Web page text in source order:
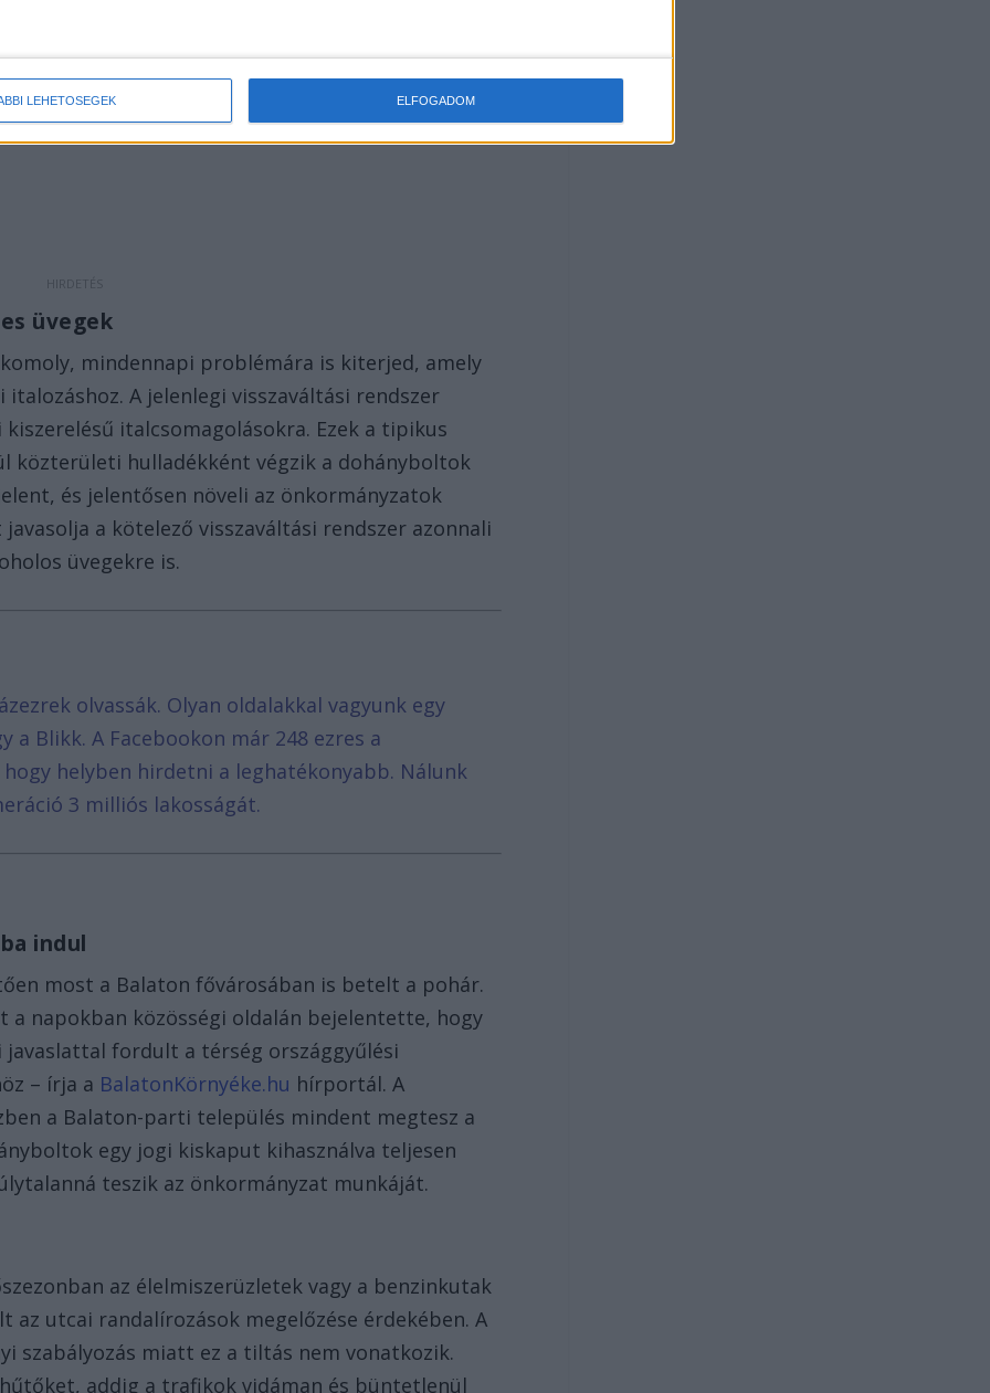
LEHETŐSÉGEK ELFOGADOM
igényeihez.
üvegek
mindennapi problémára is kiterjed, amely
A jelenlegi visszaváltási rendszer
italcsomagolásokra. Ezek a tipikus
közterületi hulladékként végzik a dohányboltok
és jelentősen növeli az önkormányzatok
a kötelező visszaváltási rendszer azonnali
üvegekre is.
olvassák. Olyan oldalakkal vagyunk egy
a Blikk. A Facebookon már 248 ezres a
helyben hirdetni a leghatékonyabb. Nálunk
3 milliós lakosságát.
indul
most a Balaton fővárosában is betelt a pohár.
a napokban közösségi oldalán bejelentette, hogy
javaslattal fordult a térség országgyűlési
– írja a BalatonKörnyéke.hu hírportál. A
a Balaton-parti település mindent megtesz a
egy jogi kiskaput kihasználva teljesen
teszik az önkormányzat munkáját.
az élelmiszerüzletek vagy a benzinkutak
az utcai randalírozások megelőzése érdekében. A
szabályozás miatt ez a tiltás nem vonatkozik.
addig a trafikok vidáman és büntetlenül